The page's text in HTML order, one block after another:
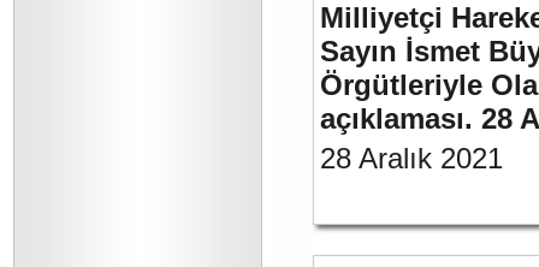
Milliyetçi
Sayın İsmet
Örgütleriyle
açıklaması. 28
28 Aralık 2021